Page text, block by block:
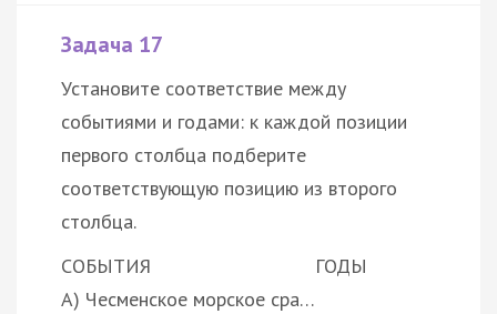
Задача 17
Установите соответствие между
событиями и годами: к каждой позиции
первого столбца подберите
соответствующую позицию из второго
столбца.
СОБЫТИЯ
ГОДЫ
А) Чесменское морское сра…